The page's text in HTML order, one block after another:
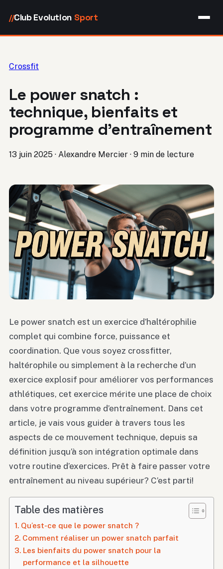
//Club Evolution Sport
Crossfit
Le power snatch :
technique, bienfaits et
programme d’entraînement
13 juin 2025 · Alexandre Mercier · 9 min de lecture
Le power snatch est un exercice d’haltérophilie
complet qui combine force, puissance et
coordination. Que vous soyez crossfitter,
haltérophile ou simplement à la recherche d’un
exercice explosif pour améliorer vos performances
athlétiques, cet exercice mérite une place de choix
dans votre programme d’entraînement. Dans cet
article, je vais vous guider à travers tous les
aspects de ce mouvement technique, depuis sa
définition jusqu’à son intégration optimale dans
votre routine d’exercices. Prêt à faire passer votre
entraînement au niveau supérieur? C’est parti!
Table des matières
Qu’est-ce que le power snatch ?
Comment réaliser un power snatch parfait
Les bienfaits du power snatch pour la
performance et la silhouette